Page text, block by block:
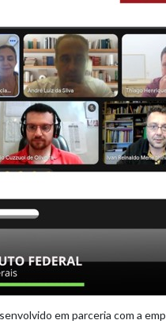
em parceria com a